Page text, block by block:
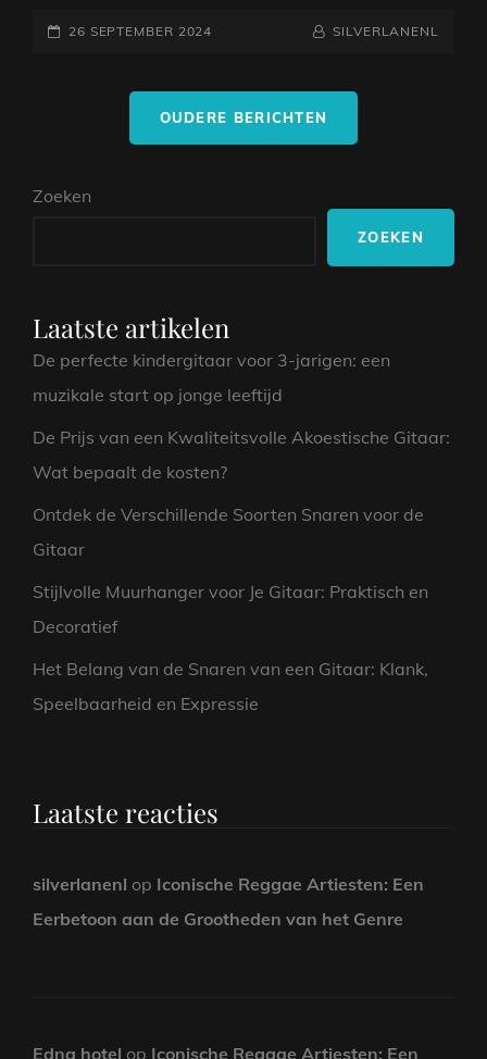
VAN
EMOTIE
EN
GEPLAATST
26 SEPTEMBER 2024 NAAMREGEL
BYLINE
SILVERLANENL
Berichtnavigatie
OUDERE BERICHTEN
Zoeken
ZOEKEN
Laatste artikelen
De perfecte kindergitaar voor 3-jarigen: een
muzikale start op jonge leeftijd
De Prijs van een Kwaliteitsvolle Akoestische Gitaar:
Wat bepaalt de kosten?
Ontdek de Verschillende Soorten Snaren voor de
Gitaar
Stijlvolle Muurhanger voor Je Gitaar: Praktisch en
Decoratief
Het Belang van de Snaren van een Gitaar: Klank,
Speelbaarheid en Expressie
Laatste reacties
silverlanenl op Iconische Reggae Artiesten: Een
Eerbetoon aan de Grootheden van het Genre
Edna hotel op Iconische Reggae Artiesten: Een